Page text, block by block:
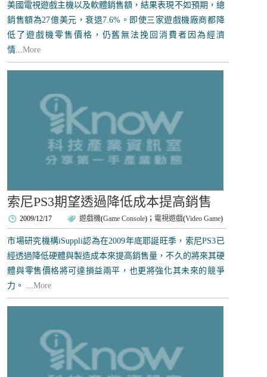
美國電視遊戲主機以及軟體銷售額，結果表現不如預期，總
銷售額為27億美元，衰退7.6%。即使三家遊戲機廠商都降
低了遊戲機零售價格，仍舊無法挽回消費者因為經濟
情...More
索尼PS3期望透過降低成本提高銷售
2009/12/17 遊戲機(Game Console)； 電視遊戲(Video Game)
市場研究機構iSuppli認為在2009年底耶誕旺季，索尼PS3已
經透過降低硬體與製造成本來提高銷售量，不久的將來其硬
體與零售價格將可達損益兩平，也更將強化其未來的競爭
力。 ...More